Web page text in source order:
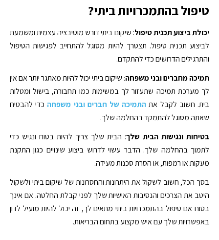
טיפול בהתמכרויות ביתי?
יכולת ביצוע תכנית טיפול: שיקום ביתי דורש מוטיבציה עצמית ומשמעת
לביצוע תכנית טיפול. תצטרך להיות מסוגל להתחייב לפגישות הטיפול
והתרגילים הדרושים כדי להתקדם.
תמיכה מחברים ובני משפחה: שיקום ביתי יכול להיות מאתגר יותר אם אין
לך מערכת תמיכה שתעזור לך במשימות כמו תחבורה, בישול ומטלות
בית. חשוב לקבל את התמיכה של חברים ובני משפחה כדי להבטיח
שאתה מסוגל להתמקד בהחלמה שלך.
בטיחות ונגישות הבית שלך: הבית שלך צריך להיות בטוח ונגיש כדי
לתמוך בהחלמה שלך. הדבר עשוי לדרוש ביצוע שינויים כגון התקנת
מעקות או רמפות, או הסרת סכנות מעידה.
בסך הכל, חשוב לשקול את היתרונות והחסרונות של שיקום ביתי ולשקול
היטב את הצרכים והנסיבות האישיות שלך לפני קבלת החלטה. אם אינך
בטוח אם טיפול בהתמכרויות ביתי מתאים לך, זה יכול להיות מועיל לדון
באפשרויות שלך עם איש מקצוע בתחום הבריאות.